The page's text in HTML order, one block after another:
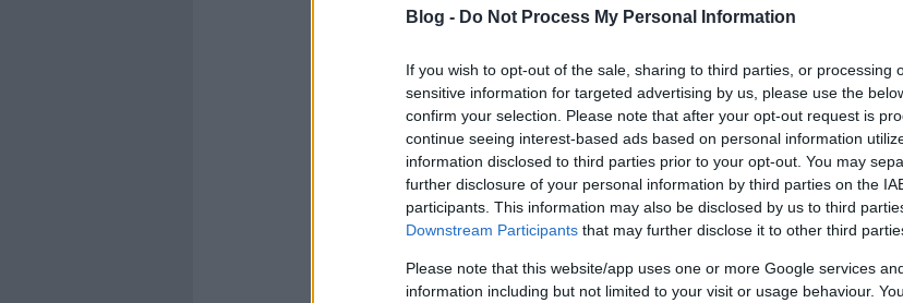
Blog - Do Not Process My Personal Information
If you wish to opt-out of the sale, sharing to third parties, or processing
sensitive information for targeted advertising by us, please use the
confirm your selection. Please note that after your opt-out request is
continue seeing interest-based ads based on personal information
information disclosed to third parties prior to your opt-out. You may
further disclosure of your personal information by third parties on the
participants. This information may also be disclosed by us to third
Downstream Participants that may further disclose it to other third
Please note that this website/app uses one or more Google services
information including but not limited to your visit or usage behaviour.